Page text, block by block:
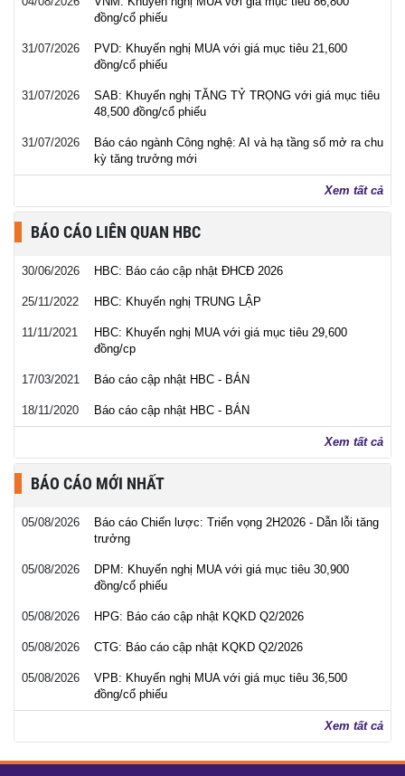
đồng/cổ phiếu
31/07/2026
PVD: Khuyến nghị MUA với giá mục tiêu 21,600
đồng/cổ phiếu
31/07/2026
SAB: Khuyến nghị TĂNG TỶ TRỌNG với giá mục tiêu
48,500 đồng/cổ phiếu
31/07/2026
Báo cáo ngành Công nghệ: AI và hạ tầng số mở ra chu
kỳ tăng trưởng mới
Xem tất cả
BÁO CÁO LIÊN QUAN HBC
30/06/2026 HBC: Báo cáo cập nhật ĐHCĐ 2026
25/11/2022 HBC: Khuyến nghị TRUNG LẬP
11/11/2021
HBC: Khuyến nghị MUA với giá mục tiêu 29,600
đồng/cp
17/03/2021 Báo cáo cập nhật HBC - BÁN
18/11/2020 Báo cáo cập nhật HBC - BÁN
Xem tất cả
BÁO CÁO MỚI NHẤT
05/08/2026
Báo cáo Chiến lược: Triển vọng 2H2026 - Dẫn lỗi tăng
trưởng
05/08/2026
DPM: Khuyến nghị MUA với giá mục tiêu 30,900
đồng/cổ phiếu
05/08/2026 HPG: Báo cáo cập nhật KQKD Q2/2026
05/08/2026 CTG: Báo cáo cập nhật KQKD Q2/2026
05/08/2026
VPB: Khuyến nghị MUA với giá mục tiêu 36,500
đồng/cổ phiếu
Xem tất cả